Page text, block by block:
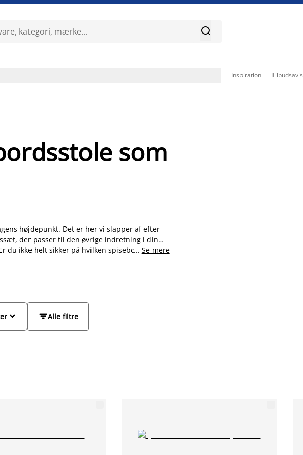

Inspiration Tilbudsavis
som
højdepunkt. Det er her vi slapper af efter
der passer til den øvrige indretning i din
du ikke helt sikker på hvilken spisebordstol der
... Se mere
Alle filtre
